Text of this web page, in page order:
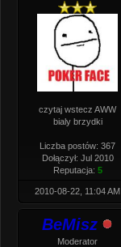
czytaj wstecz AWW
bialy brzydki
Liczba postów: 367
Dołączył: Jul 2010
Reputacja: 5
2010-08-22, 11:04 AM
BeMisz
Moderator